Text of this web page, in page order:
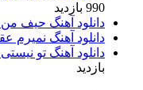
990 بازدید
دانلود آهنگ حیف من
دانلود آهنگ نمیرم
دانلود آهنگ تو
بازدید